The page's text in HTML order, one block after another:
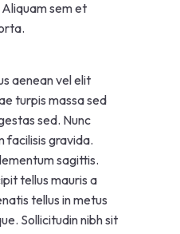
sem et
aenean vel elit
turpis massa sed
sed. Nunc
facilisis gravida.
sagittis.
tellus mauris a
tellus in metus
Sollicitudin nibh sit